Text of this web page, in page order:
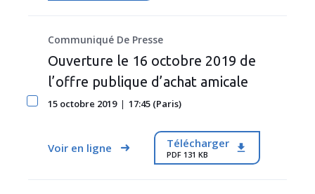
Communiqué De Presse
Ouverture le 16 octobre 2019 de
l’offre publique d’achat amicale
15 octobre 2019 17:45 (Paris)
Voir en ligne Télécharger
PDF 131 KB